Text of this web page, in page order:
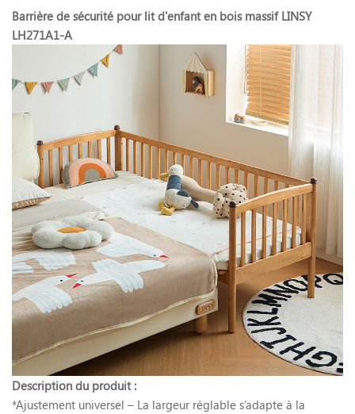
Barrière de sécurité pour lit d'enfant en bois massif LINSY
LH271A1-A
Description du produit :
*Ajustement universel – La largeur réglable s’adapte à la